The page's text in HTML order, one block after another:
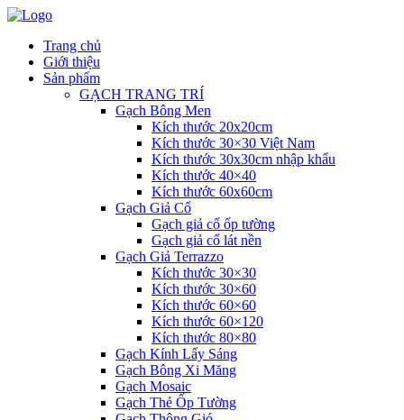
Trang chủ
Giới thiệu
Sản phẩm
GẠCH TRANG TRÍ
Gạch Bông Men
Kích thước 20x20cm
Kích thước 30×30 Việt Nam
Kích thước 30x30cm nhập khẩu
Kích thước 40×40
Kích thước 60x60cm
Gạch Giả Cổ
Gạch giả cổ ốp tường
Gạch giả cổ lát nền
Gạch Giả Terrazzo
Kích thước 30×30
Kích thước 30×60
Kích thước 60×60
Kích thước 60×120
Kích thước 80×80
Gạch Kính Lấy Sáng
Gạch Bông Xi Măng
Gạch Mosaic
Gạch Thẻ Ốp Tường